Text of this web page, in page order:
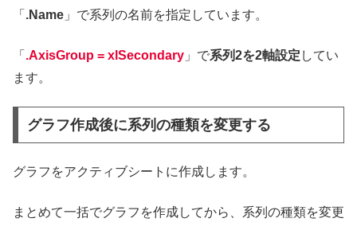
「 .Name 」で系列の名前を指定しています。
「 .AxisGroup = xlSecondary 」で系列2を2軸設定 してい
ます。
グラフ作成後に系列の種類を変更する
グラフをアクティブシートに作成します。
まとめて一括でグラフを作成してから、系列の種類を変更